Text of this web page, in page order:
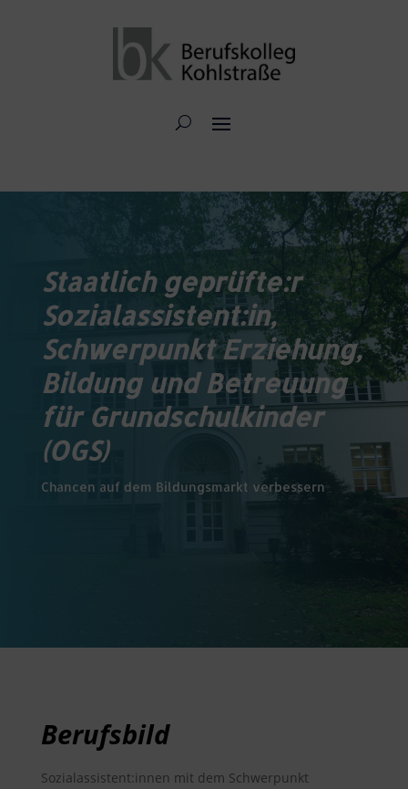
Staatlich geprüfte:r
Sozialassistent:in,
Schwerpunkt Erziehung,
Bildung und Betreuung
für Grundschulkinder
(OGS)
Chancen auf dem Bildungsmarkt verbessern
Berufsbild
Sozialassistent:innen mit dem Schwerpunkt